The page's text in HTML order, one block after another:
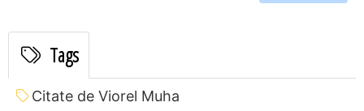
Tags
Citate de Viorel Muha